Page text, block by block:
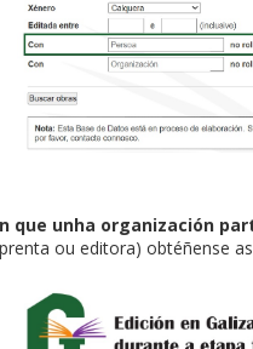
que unha organización
ou editora) obtéñense